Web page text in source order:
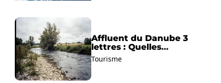
Affluent du Danube 3
lettres : Quelles
solutions trouver ?
Tourisme